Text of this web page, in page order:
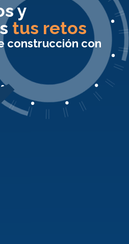
y
tus retos
construcción con